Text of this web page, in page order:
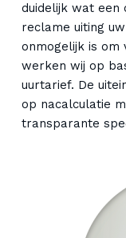
duidelijk wat een
reclame uiting
onmogelijk is
werken wij op
uurtarief. De
op nacalculatie
transparante